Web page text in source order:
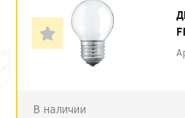
В наличии